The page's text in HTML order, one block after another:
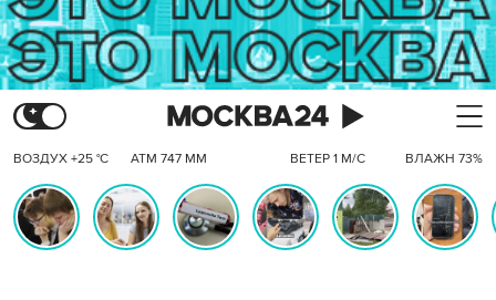
ВОЗДУХ +25 °C АТМ 747 ММ ВЕТЕР 1 М/С ВЛАЖН 73%